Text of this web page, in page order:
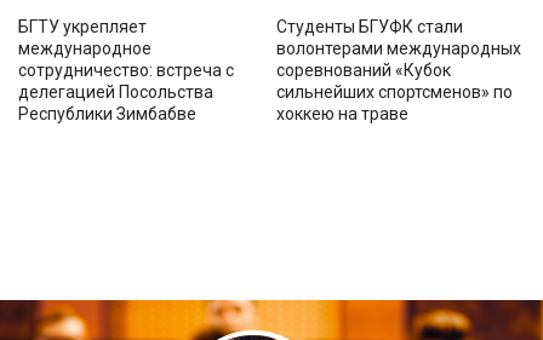
БГТУ укрепляет
международное
сотрудничество: встреча с
делегацией Посольства
Республики Зимбабве
Студенты БГУФК стали
волонтерами международных
соревнований «Кубок
сильнейших спортсменов» по
хоккею на траве